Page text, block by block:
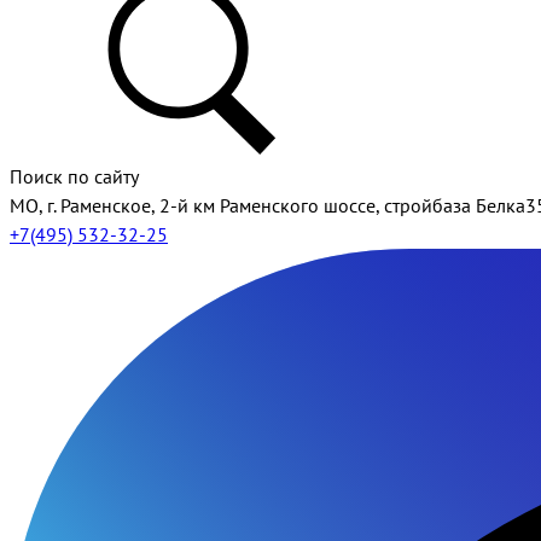
Поиск по сайту
МО, г. Раменское, 2-й км Раменского шоссе, стройбаза
+7(495) 532-32-25